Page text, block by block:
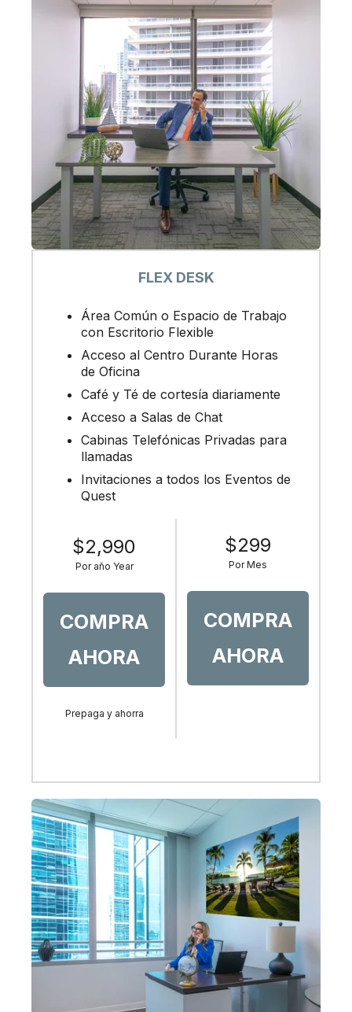
FLEX DESK
Área Común o Espacio de Trabajo
con Escritorio Flexible
Acceso al Centro Durante Horas
de Oficina
Café y Té de cortesía diariamente
Acceso a Salas de Chat
Cabinas Telefónicas Privadas para
llamadas
Invitaciones a todos los Eventos de
Quest
$2,990
Por año Year
COMPRA
AHORA
Prepaga y ahorra
$299
Por Mes
COMPRA
AHORA